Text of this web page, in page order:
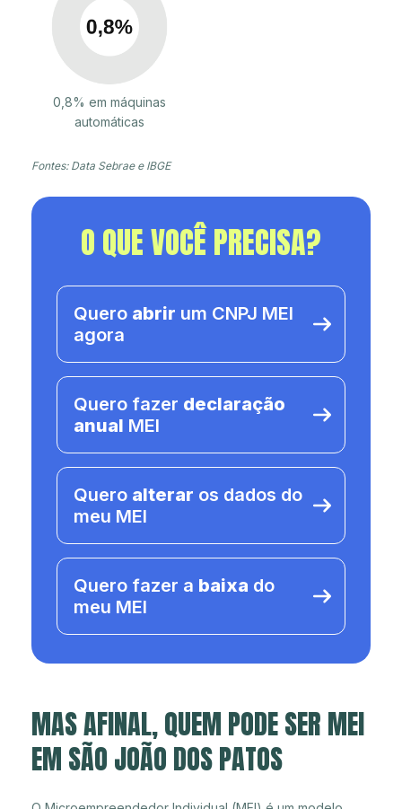
0,8% em máquinas
automáticas
Fontes: Data Sebrae e IBGE
O QUE VOCÊ PRECISA?
Quero abrir um CNPJ MEI
agora
Quero fazer declaração
anual MEI
Quero alterar os dados do
meu MEI
Quero fazer a baixa do
meu MEI
MAS AFINAL, QUEM PODE SER MEI
EM SÃO JOÃO DOS PATOS